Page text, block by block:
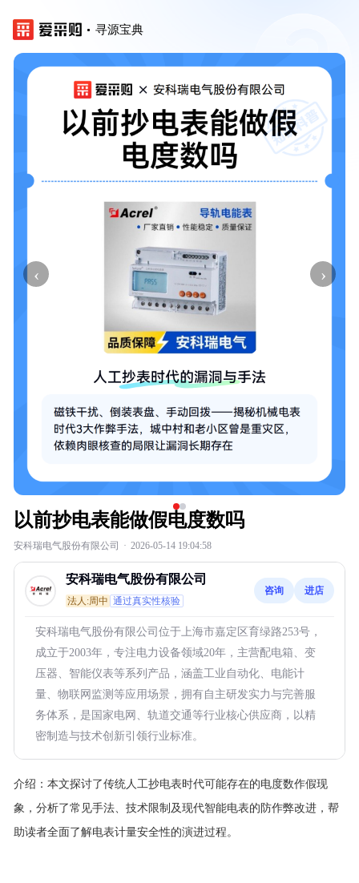
寻源宝典
‹ ›
以前抄电表能做假电度数吗
安科瑞电气股份有限公司 · 2026-05-14 19:04:58
安科瑞电气股份有限公司
法人:周中 通过真实性核验
咨询 进店
安科瑞电气股份有限公司位于上海市嘉定区育绿路253号，
成立于2003年，专注电力设备领域20年，主营配电箱、变
压器、智能仪表等系列产品，涵盖工业自动化、电能计
量、物联网监测等应用场景，拥有自主研发实力与完善服
务体系，是国家电网、轨道交通等行业核心供应商，以精
密制造与技术创新引领行业标准。
介绍： 本文探讨了传统人工抄电表时代可能存在的电度数作假现
象，分析了常见手法、技术限制及现代智能电表的防作弊改进，帮
助读者全面了解电表计量安全性的演进过程。